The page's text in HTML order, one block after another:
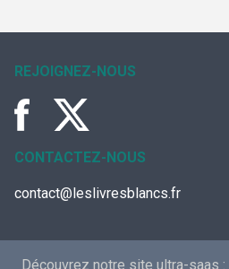
REJOIGNEZ-NOUS
CONTACTEZ-NOUS
contact@leslivresblancs.fr
Découvrez notre site ultra-saas :